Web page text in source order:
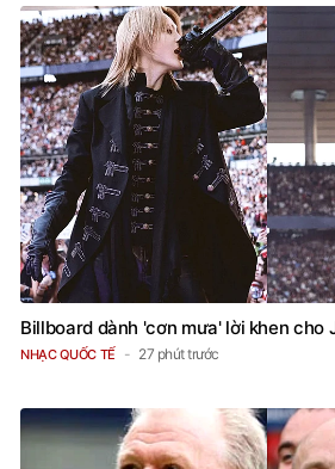
Billboard dành 'cơn mưa' lời khen cho
NHẠC QUỐC TẾ 27 phút trước